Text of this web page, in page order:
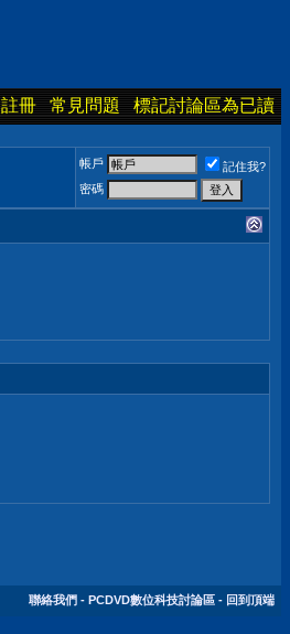
註冊 常見問題 標記討論區為已讀
帳戶
記住我?
密碼
聯絡我們 - PCDVD數位科技討論區 - 回到頂端